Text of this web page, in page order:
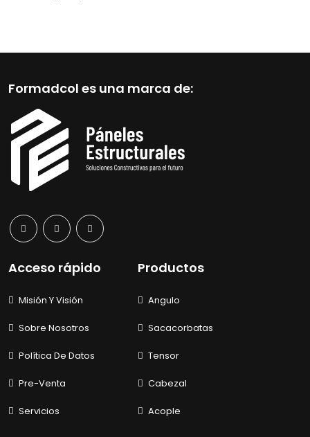
Formadcol es una marca de:
Acceso rápido
Misión Y Visión
Sobre Nosotros
Política De Datos
Pre-Venta
Servicios
Productos
Angulo
Sacacorbatas
Tensor
Cabezal
Acople